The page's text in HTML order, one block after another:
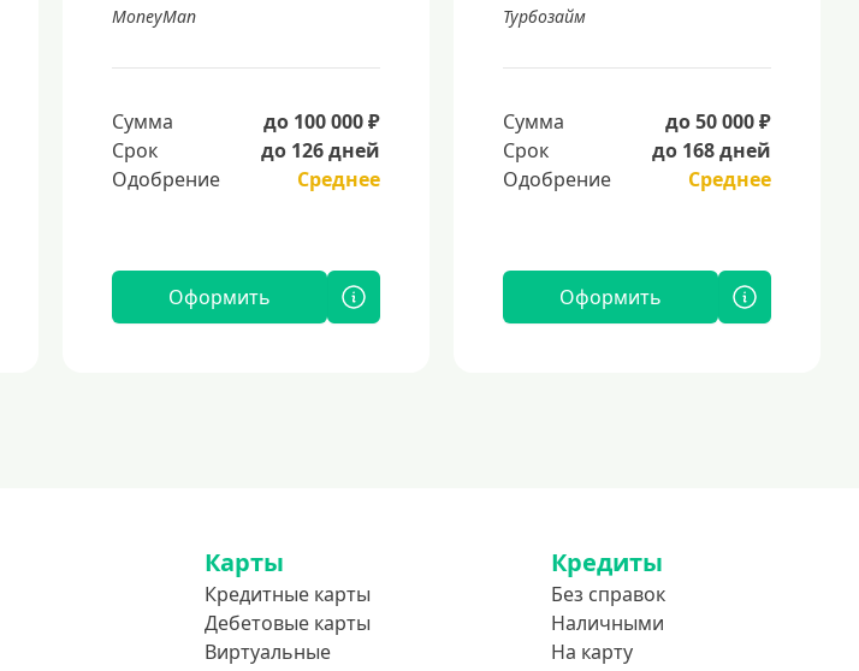
MoneyMan
Сумма
до 100 000 ₽
Срок
до 126 дней
Одобрение
Среднее
Оформить
Турбозайм
Сумма
до 50 000 ₽
Срок
до 168 дней
Одобрение
Среднее
Оформить
Карты
Кредитные карты
Дебетовые карты
Виртуальные
Кредиты
Без справок
Наличными
На карту